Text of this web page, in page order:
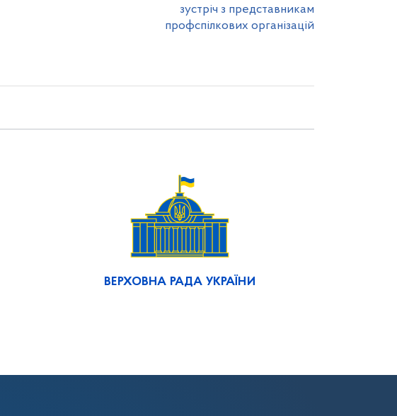
зустріч з представникам
профспілкових організацій
ВЕРХОВНА РАДА УКРАЇНИ